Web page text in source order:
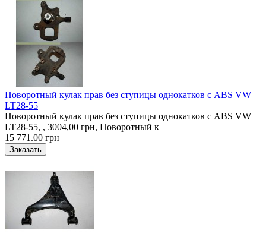
Поворотный кулак прав без ступицы однокатков с ABS VW
LT28-55
Поворотный кулак прав без ступицы однокатков с ABS VW
LT28-55, , 3004,00 грн, Поворотный к
15 771.00 грн